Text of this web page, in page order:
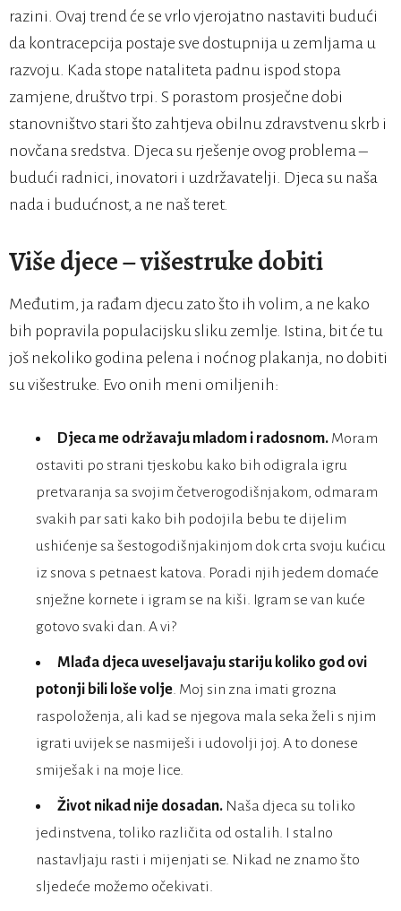
razini. Ovaj trend će se vrlo vjerojatno nastaviti budući
da kontracepcija postaje sve dostupnija u zemljama u
razvoju. Kada stope nataliteta padnu ispod stopa
zamjene, društvo trpi. S porastom prosječne dobi
stanovništvo stari što zahtjeva obilnu zdravstvenu skrb i
novčana sredstva. Djeca su rješenje ovog problema –
budući radnici, inovatori i uzdržavatelji. Djeca su naša
nada i budućnost, a ne naš teret.
Više djece – višestruke dobiti
Međutim, ja rađam djecu zato što ih volim, a ne kako
bih popravila populacijsku sliku zemlje. Istina, bit će tu
još nekoliko godina pelena i noćnog plakanja, no dobiti
su višestruke. Evo onih meni omiljenih:
Djeca me održavaju mladom i radosnom. Moram
ostaviti po strani tjeskobu kako bih odigrala igru
pretvaranja sa svojim četverogodišnjakom, odmaram
svakih par sati kako bih podojila bebu te dijelim
ushićenje sa šestogodišnjakinjom dok crta svoju kućicu
iz snova s petnaest katova. Poradi njih jedem domaće
snježne kornete i igram se na kiši. Igram se van kuće
gotovo svaki dan. A vi?
Mlađa djeca uveseljavaju stariju koliko god ovi
potonji bili loše volje. Moj sin zna imati grozna
raspoloženja, ali kad se njegova mala seka želi s njim
igrati uvijek se nasmiješi i udovolji joj. A to donese
smiješak i na moje lice.
Život nikad nije dosadan. Naša djeca su toliko
jedinstvena, toliko različita od ostalih. I stalno
nastavljaju rasti i mijenjati se. Nikad ne znamo što
sljedeće možemo očekivati.